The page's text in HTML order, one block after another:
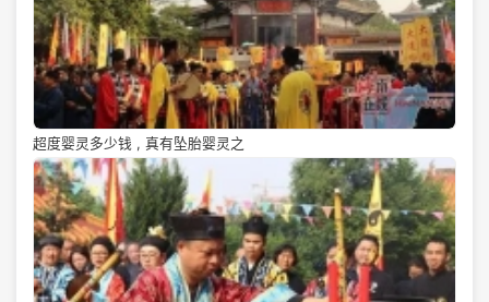
超度婴灵多少钱 , 真有坠胎婴灵之